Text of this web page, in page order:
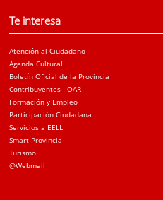
Te interesa
Atención al Ciudadano
Agenda Cultural
Boletín Oficial de la Provincia
Contribuyentes - OAR
Formación y Empleo
Participación Ciudadana
Servicios a EELL
Smart Provincia
Turismo
@Webmail